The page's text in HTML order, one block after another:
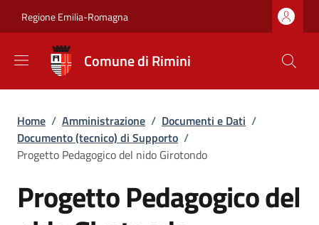
Regione Emilia-Romagna
Comune di Rimini
Briciole di pane
Home / Amministrazione / Documenti e Dati /
Documento (tecnico) di Supporto /
Progetto Pedagogico del nido Girotondo
Progetto Pedagogico del